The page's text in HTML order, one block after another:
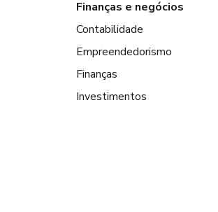
Finanças e negócios
Contabilidade
Empreendedorismo
Finanças
Investimentos